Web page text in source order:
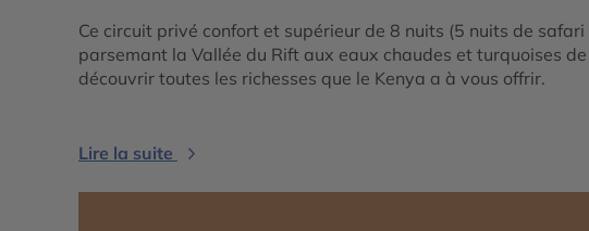
Ce circuit privé confort et supérieur de 8 nuits (5 nuits de
parsemant la Vallée du Rift aux eaux chaudes et turquoises
découvrir toutes les richesses que le Kenya a à vous offrir.
Lire la suite